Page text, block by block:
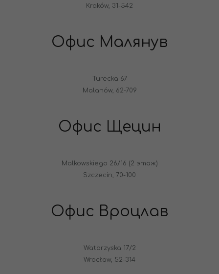
Kraków, 31-542
Офис Малянув
Turecka 67
Malanów, 62-709
Офис Щецин
Malkowskiego 26/16 (2 этаж)
Szczecin, 70-100
Офис Вроцлав
Watbrzyska 17/2
Wrocław, 52-314